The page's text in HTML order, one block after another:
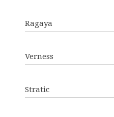
Ragaya
Verness
Stratic